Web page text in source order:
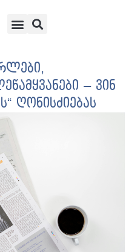
– ვინ
ღონისძიებას